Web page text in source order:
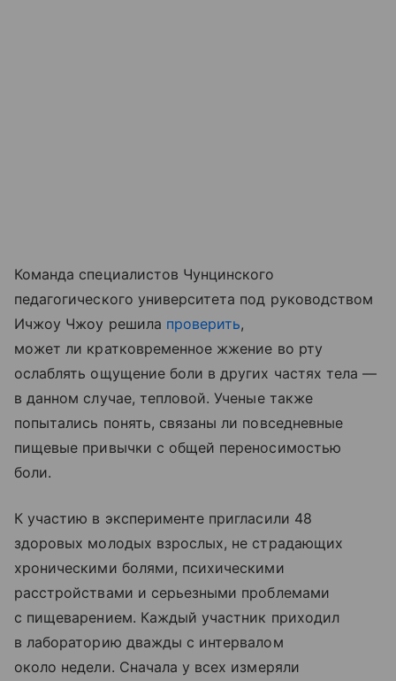
Команда специалистов Чунцинского
педагогического университета под руководством
Ичжоу Чжоу решила проверить,
может ли кратковременное жжение во рту
ослаблять ощущение боли в других частях тела —
в данном случае, тепловой. Ученые также
попытались понять, связаны ли повседневные
пищевые привычки с общей переносимостью
боли.
К участию в эксперименте пригласили 48
здоровых молодых взрослых, не страдающих
хроническими болями, психическими
расстройствами и серьезными проблемами
с пищеварением. Каждый участник приходил
в лабораторию дважды с интервалом
около недели. Сначала у всех измеряли